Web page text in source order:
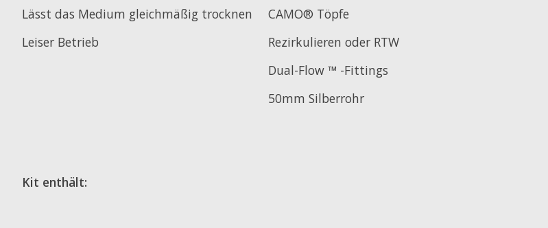
Lässt das Medium gleichmäßig trocknen
CAMO® Töpfe
Leiser Betrieb
Rezirkulieren oder RTW
Dual-Flow ™ -Fittings
50mm Silberrohr
Kit enthält: